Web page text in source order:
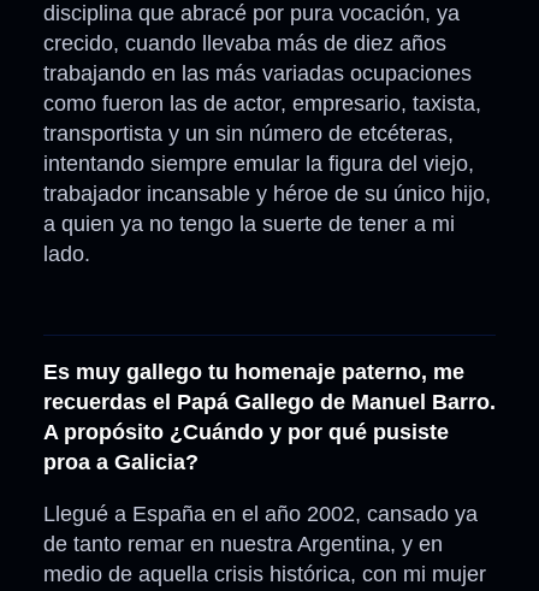
disciplina que abracé por pura vocación, ya
crecido, cuando llevaba más de diez años
trabajando en las más variadas ocupaciones
como fueron las de actor, empresario, taxista,
transportista y un sin número de etcéteras,
intentando siempre emular la figura del viejo,
trabajador incansable y héroe de su único hijo,
a quien ya no tengo la suerte de tener a mi
lado.
Es muy gallego tu homenaje paterno, me
recuerdas el Papá Gallego de Manuel Barro.
A propósito ¿Cuándo y por qué pusiste
proa a Galicia?
Llegué a España en el año 2002, cansado ya
de tanto remar en nuestra Argentina, y en
medio de aquella crisis histórica, con mi mujer